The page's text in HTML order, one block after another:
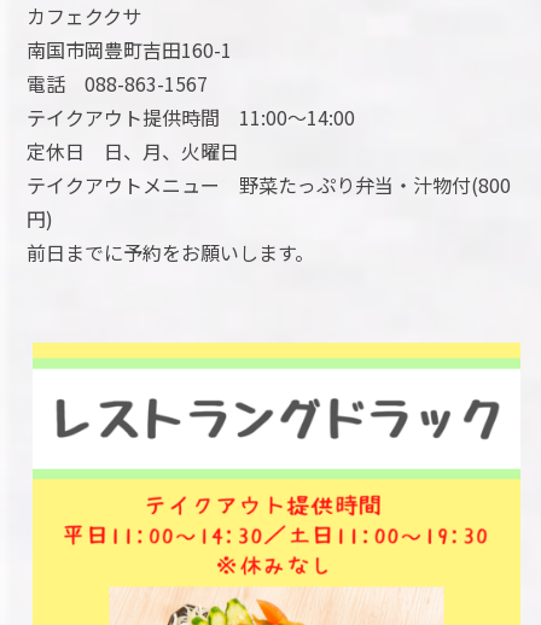
カフェククサ
南国市岡豊町吉田160-1
電話 088-863-1567
テイクアウト提供時間 11:00～14:00
定休日 日、月、火曜日
テイクアウトメニュー 野菜たっぷり弁当・汁物付(800
円)
前日までに予約をお願いします。